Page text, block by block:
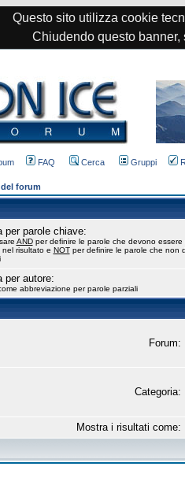
Questo sito utilizza cookie
Chiudendo questo
FAQ Cerca Gruppi
forum
per parole chiave:
ANDper definire le parole che devono essere
nel risultato e NOTper definire le parole che non
per autore:
abbreviazione per parole parziali
Forum:
Categoria:
Mostra i risultati come: